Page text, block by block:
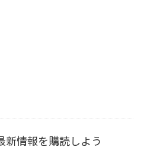
新情報を購読しよう